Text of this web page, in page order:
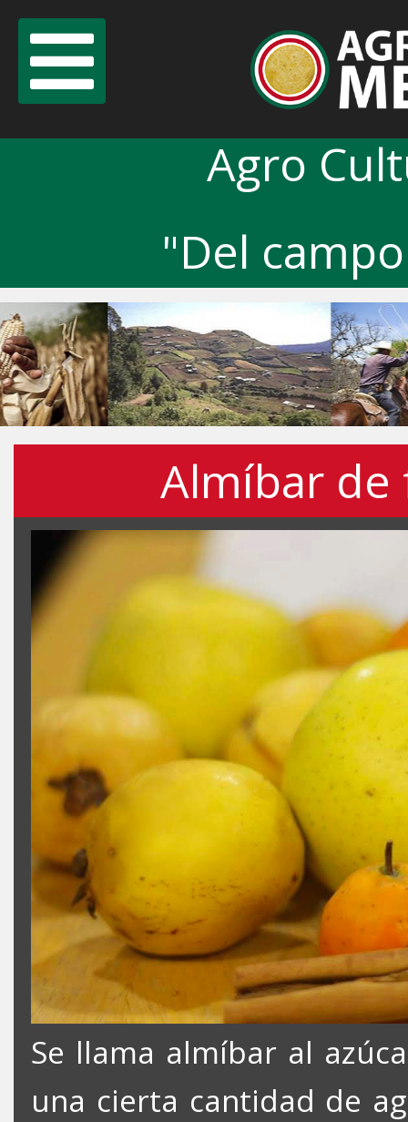
Agro
"Del
Previous
Almíbar de
Se llama almíbar al
una cierta cantidad de